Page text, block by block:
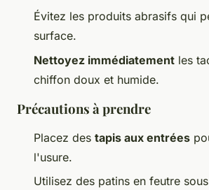
Évitez les produits abrasifs qui
surface.
Nettoyez immédiatement les
chiffon doux et humide.
Précautions à prendre
Placez des tapis aux entrées
l'usure.
Utilisez des patins en feutre